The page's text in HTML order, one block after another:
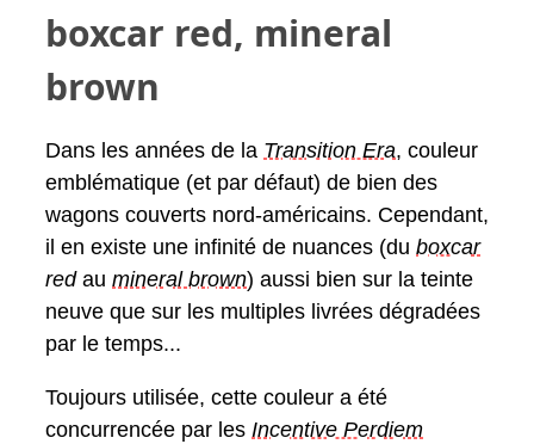
boxcar red, mineral
brown
Dans les années de la Transition Era, couleur
emblématique (et par défaut) de bien des
wagons couverts nord-américains. Cependant,
il en existe une infinité de nuances (du boxcar
redau mineral brown) aussi bien sur la teinte
neuve que sur les multiples livrées dégradées
par le temps...
Toujours utilisée, cette couleur a été
concurrencée par les Incentive Perdiem